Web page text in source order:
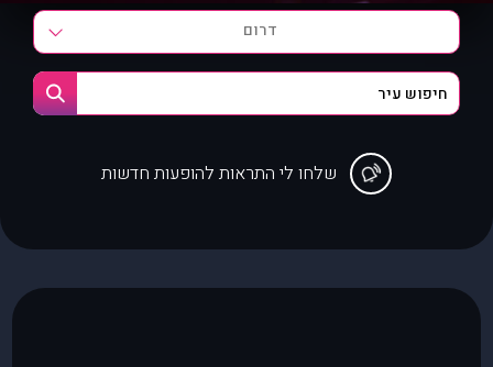
דרום
שלחו לי התראות להופעות חדשות